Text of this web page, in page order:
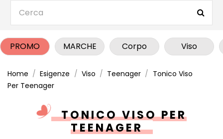
PROMO MARCHE Corpo Viso
Home Esigenze Viso Teenager
Tonico Viso
Per Teenager
TONICO VISO PER
TEENAGER